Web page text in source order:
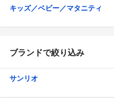
キッズ／ベビー／マタニティ
ブランドで絞り込み
サンリオ